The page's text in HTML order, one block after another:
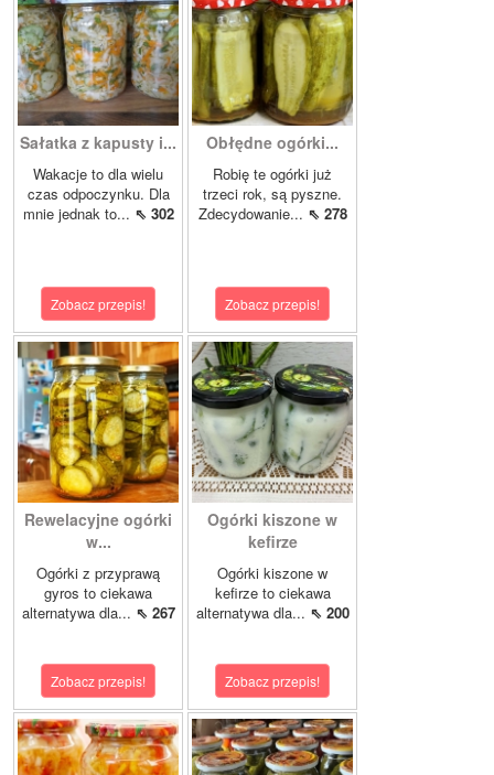
Sałatka z kapusty i...
Wakacje to dla wielu
czas odpoczynku. Dla
mnie jednak to... ⇖ 302
Zobacz przepis!
Obłędne ogórki...
Robię te ogórki już
trzeci rok, są pyszne.
Zdecydowanie... ⇖ 278
Zobacz przepis!
Rewelacyjne ogórki
w...
Ogórki z przyprawą
gyros to ciekawa
alternatywa dla... ⇖ 267
Zobacz przepis!
Ogórki kiszone w
kefirze
Ogórki kiszone w
kefirze to ciekawa
alternatywa dla... ⇖ 200
Zobacz przepis!